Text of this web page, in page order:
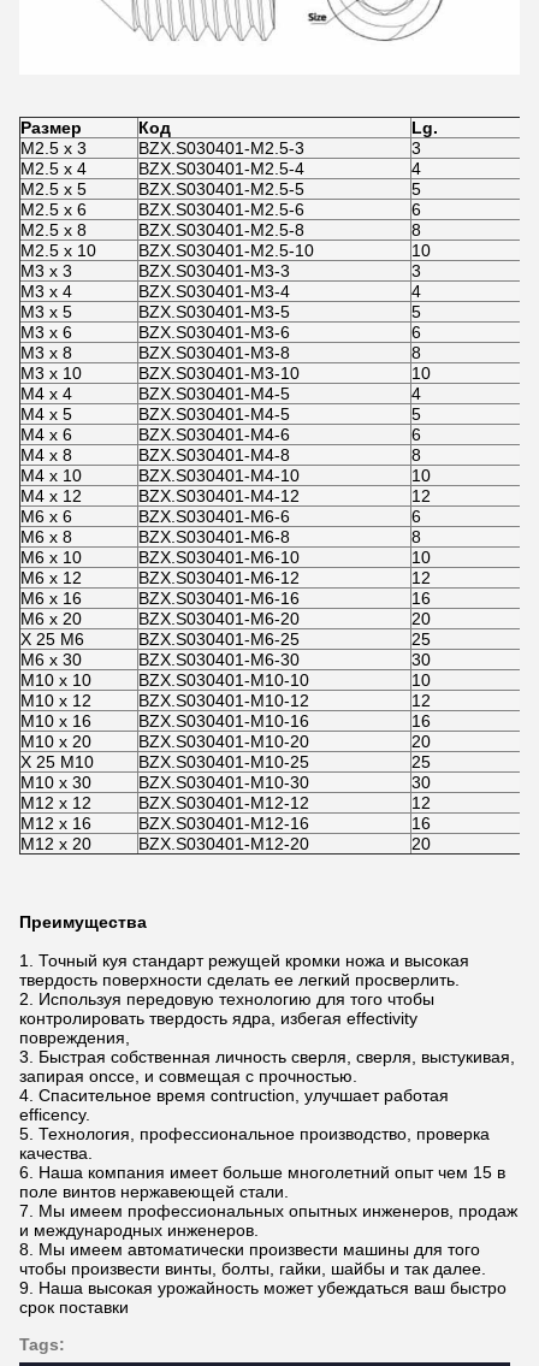
Размер Код Lg.
M2.5 x 3
BZX.S030401-M2.5-3 3
M2.5 x 4
BZX.S030401-M2.5-4 4
M2.5 x 5
BZX.S030401-M2.5-5 5
M2.5 x 6
BZX.S030401-M2.5-6 6
M2.5 x 8
BZX.S030401-M2.5-8 8
M2.5 x 10
BZX.S030401-M2.5-10 10
M3 x 3
BZX.S030401-M3-3 3
M3 x 4
BZX.S030401-M3-4 4
M3 x 5
BZX.S030401-M3-5 5
M3 x 6
BZX.S030401-M3-6 6
M3 x 8
BZX.S030401-M3-8 8
M3 x 10
BZX.S030401-M3-10 10
M4 x 4
BZX.S030401-M4-5 4
M4 x 5
BZX.S030401-M4-5 5
M4 x 6
BZX.S030401-M4-6 6
M4 x 8
BZX.S030401-M4-8 8
M4 x 10
BZX.S030401-M4-10 10
M4 x 12
BZX.S030401-M4-12 12
M6 x 6
BZX.S030401-M6-6 6
M6 x 8
BZX.S030401-M6-8 8
M6 x 10
BZX.S030401-M6-10 10
M6 x 12
BZX.S030401-M6-12 12
M6 x 16
BZX.S030401-M6-16 16
M6 x 20
BZX.S030401-M6-20 20
X 25 M6
BZX.S030401-M6-25 25
M6 x 30
BZX.S030401-M6-30 30
M10 x 10
BZX.S030401-M10-10 10
M10 x 12
BZX.S030401-M10-12 12
M10 x 16
BZX.S030401-M10-16 16
M10 x 20
BZX.S030401-M10-20 20
X 25 M10
BZX.S030401-M10-25 25
M10 x 30
BZX.S030401-M10-30 30
M12 x 12
BZX.S030401-M12-12 12
M12 x 16
BZX.S030401-M12-16 16
M12 x 20
BZX.S030401-M12-20 20
Преимущества
1. Точный куя стандарт режущей кромки ножа и высокая
твердость поверхности сделать ее легкий просверлить.
2. Используя передовую технологию для того чтобы
контролировать твердость ядра, избегая effectivity
повреждения,
3. Быстрая собственная личность сверля, сверля, выстукивая,
запирая oncce, и совмещая с прочностью.
4. Спасительное время contruction, улучшает работая
efficency.
5. Технология, профессиональное производство, проверка
качества.
6. Наша компания имеет больше многолетний опыт чем 15 в
поле винтов нержавеющей стали.
7. Мы имеем профессиональных опытных инженеров, продаж
и международных инженеров.
8. Мы имеем автоматически произвести машины для того
чтобы произвести винты, болты, гайки, шайбы и так далее.
9. Наша высокая урожайность может убеждаться ваш быстро
срок поставки
Tags: